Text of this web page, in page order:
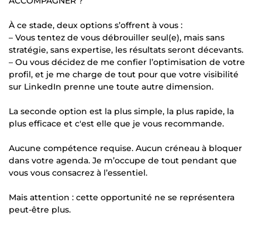
À ce stade, deux options s’offrent à vous :
– Vous tentez de vous débrouiller seul(e), mais sans
stratégie, sans expertise, les résultats seront décevants.
– Ou vous décidez de me confier l’optimisation de votre
profil, et je me charge de tout pour que votre visibilité
sur LinkedIn prenne une toute autre dimension.
La seconde option est la plus simple, la plus rapide, la
plus efficace et c'est elle que je vous recommande.
Aucune compétence requise. Aucun créneau à bloquer
dans votre agenda. Je m’occupe de tout pendant que
vous vous consacrez à l’essentiel.
Mais attention : cette opportunité ne se représentera
peut-être plus.